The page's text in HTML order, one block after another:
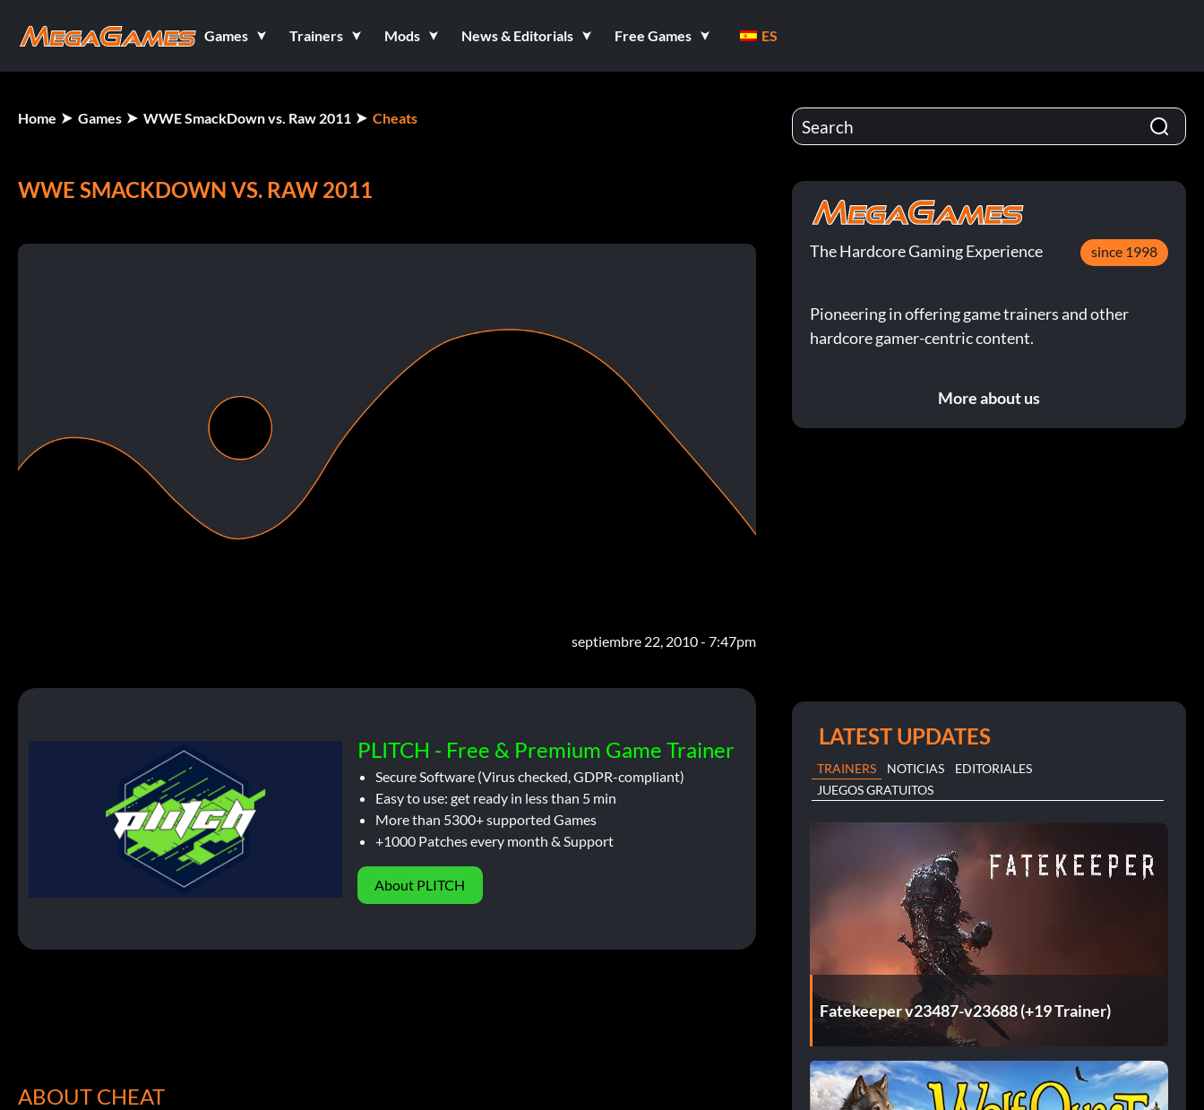
Games Trainers Mods News & Editorials Free Games ES
Home Games WWE SmackDown vs. Raw 2011 Cheats
WWE SMACKDOWN VS. RAW 2011
septiembre 22, 2010 - 7:47pm
PLITCH - Free & Premium Game Trainer
Secure Software (Virus checked, GDPR-compliant)
Easy to use: get ready in less than 5 min
More than 5300+ supported Games
+1000 Patches every month & Support
About PLITCH
ABOUT CHEAT
The Hardcore Gaming Experience since 1998
Pioneering in offering game trainers and other
hardcore gamer-centric content.
More about us
LATEST UPDATES
TRAINERS NOTICIAS
EDITORIALES
JUEGOS GRATUITOS
Fatekeeper v23487-v23688 (+19 Trainer)